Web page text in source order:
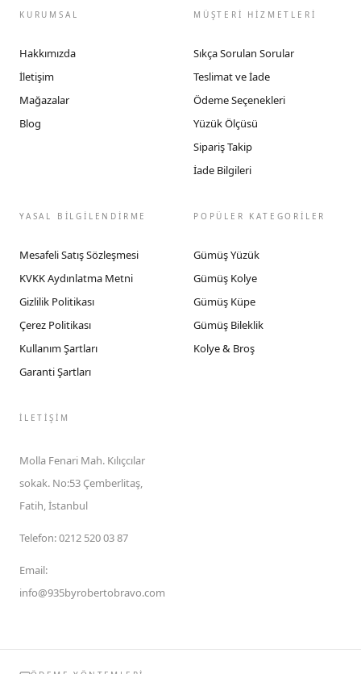
KURUMSAL
Hakkımızda
İletişim
Mağazalar
Blog
MÜŞTERİ HİZMETLERİ
Sıkça Sorulan Sorular
Teslimat ve İade
Ödeme Seçenekleri
Yüzük Ölçüsü
Sipariş Takip
İade Bilgileri
YASAL BİLGİLENDİRME
Mesafeli Satış Sözleşmesi
KVKK Aydınlatma Metni
Gizlilik Politikası
Çerez Politikası
Kullanım Şartları
Garanti Şartları
POPÜLER KATEGORİLER
Gümüş Yüzük
Gümüş Kolye
Gümüş Küpe
Gümüş Bileklik
Kolye & Broş
İLETIŞIM
Molla Fenari Mah. Kılıçcılar
sokak. No:53 Çemberlitaş,
Fatih, İstanbul
Telefon:0212 520 03 87
Email:
info@935byrobertobravo.com